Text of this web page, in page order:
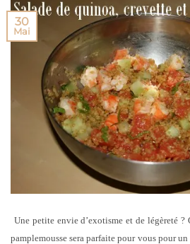
30
Mai
Une petite envie d’exotisme et de légèreté
pamplemousse sera parfaite pour vous pour